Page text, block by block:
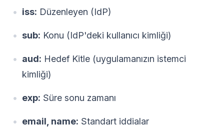
iss: Düzenleyen (IdP)
sub: Konu (IdP'deki kullanıcı kimliği)
aud: Hedef Kitle (uygulamanızın istemci
kimliği)
exp: Süre sonu zamanı
email, name: Standart iddialar